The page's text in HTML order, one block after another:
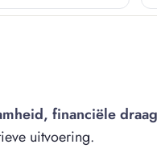
financiële
uitvoering.